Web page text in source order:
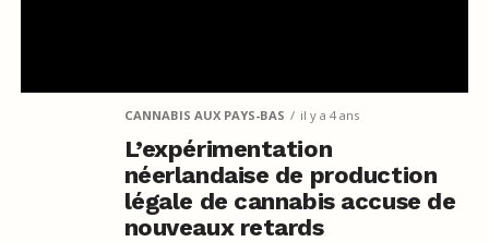
CANNABIS AUX PAYS-BAS il y a 4 ans
L’expérimentation
néerlandaise de production
légale de cannabis accuse de
nouveaux retards